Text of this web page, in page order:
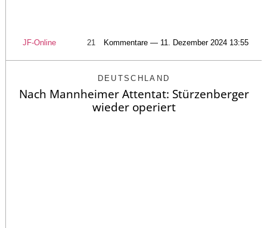
JF-Online 21 Kommentare — 11. Dezember 2024 13:55
DEUTSCHLAND
Nach Mannheimer Attentat: Stürzenberger
wieder operiert